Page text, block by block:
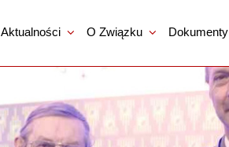
Aktualności O Związku Dokumenty